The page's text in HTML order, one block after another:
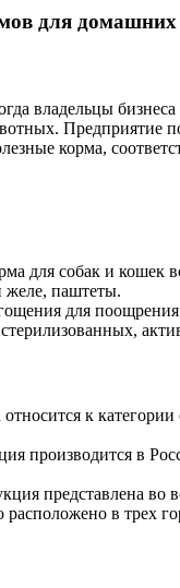
для
владельцы
Предприятие
корма,
для собак и кошек
желе, паштеты.
для
к
производится в
представлена во
расположено в трех